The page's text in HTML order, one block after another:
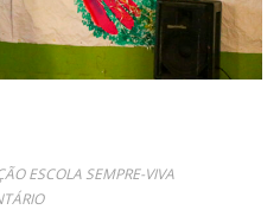
ESCOLA SEMPRE-VIVA